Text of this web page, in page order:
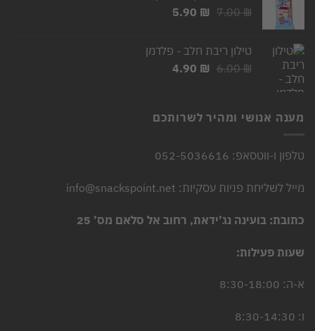
7.00₪
המחיר
7.00 ₪.
5.90 ₪
המחיר
5.90 ₪.
טילון ריבת חלב - פלדמן
6.00₪
המחיר
6.00 ₪.
4.90 ₪
המחיר
4.90 ₪.
מענה אנושי ומהיר לשרותכם
טלפון ו-ווטסאפ: 052-5036616
מייל לשליחת פניות עסקיות: info@snackspoint.net
כתובת: בועינה נג’ידאת, רחוב אל סלאם מס’ 25
שעות פעילות:
א-ה: 8:30-18:00
ו: 8:30-14:30